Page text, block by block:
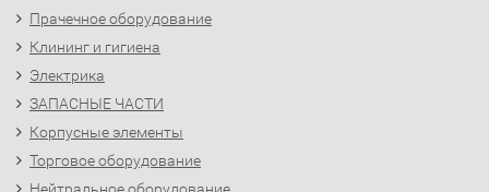
Прачечное оборудование
Клининг и гигиена
Электрика
ЗАПАСНЫЕ ЧАСТИ
Корпусные элементы
Торговое оборудование